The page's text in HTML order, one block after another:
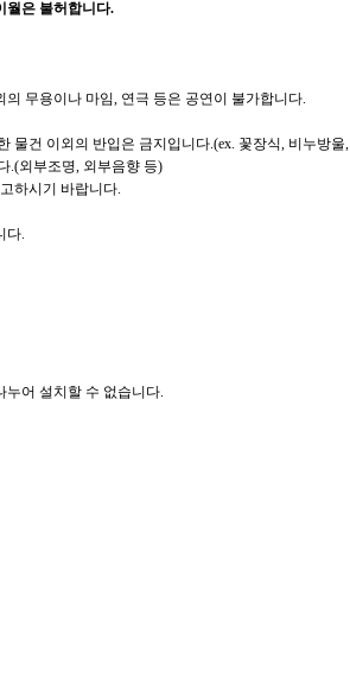
월은 불허합니다.
의 무용이나 마임, 연극 등은 공연이 불가합니다.
물건 이외의 반입은 금지입니다.(ex. 꽃장식, 비누방울,
.(외부조명, 외부음향 등)
하시기 바랍니다.
다.
누어 설치할 수 없습니다.